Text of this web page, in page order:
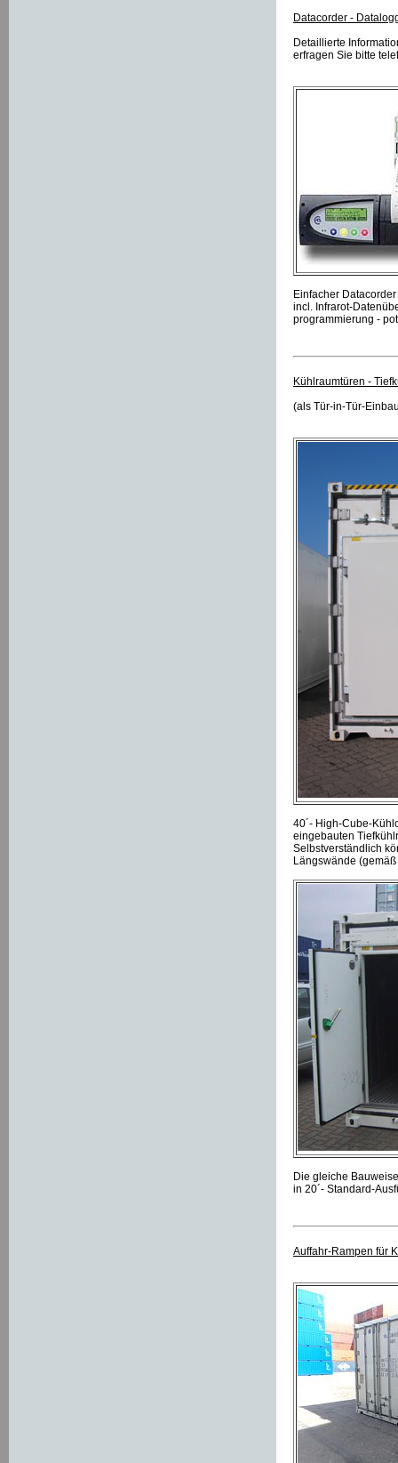
Datacorder -
Detaillierte
erfragen Sie bitte
Einfacher
incl. Infrarot-
programmierung -
Kühlraumtüren -
(als Tür-in-Tür-
40´- High-Cube-
eingebauten
Selbstverständlich
Längswände
Die gleiche
in 20´- Standard-
Auffahr-Rampen für